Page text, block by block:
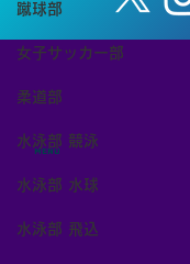
蹴球部
女子サッカー部
柔道部
水泳部 競泳
水泳部 水球
水泳部 飛込
MENU